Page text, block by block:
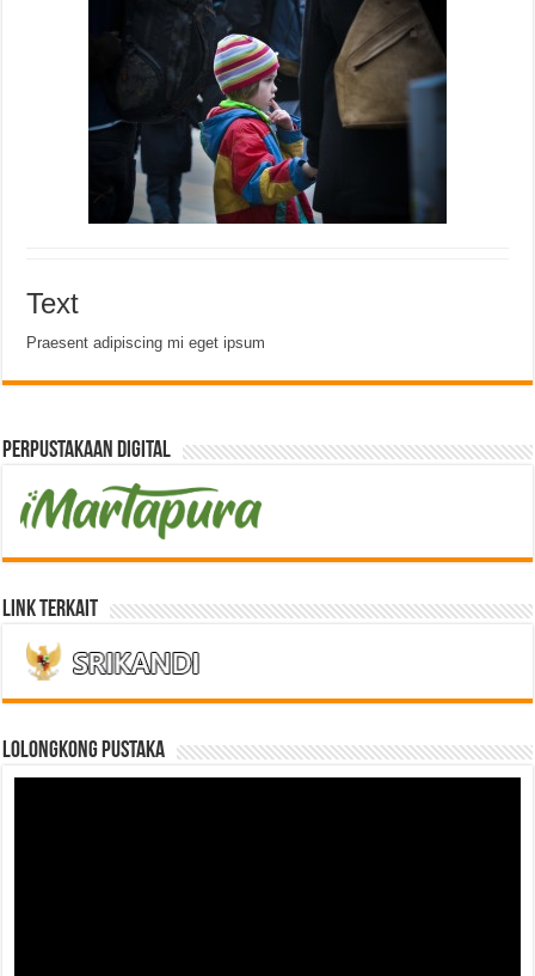
Text
Praesent adipiscing mi eget ipsum
Perpustakaan Digital
Link Terkait
LOLONGKONG PUSTAKA